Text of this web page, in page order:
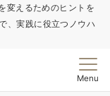
変えるためのヒントを
、実践に役立つノウハ
Menu